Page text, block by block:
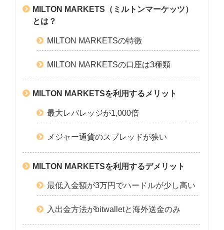
MILTON MARKETS（ミルトンマーケッツ）
とは？
MILTON MARKETSの特徴
MILTON MARKETSの口座は3種類
MILTON MARKETSを利用するメリット
最大レバレッジが1,000倍
メジャー通貨のスプレッドが狭い
MILTON MARKETSを利用するデメリット
最低入金額が3万円でハードルが少し高い
入出金方法がbitwalletと海外送金のみ